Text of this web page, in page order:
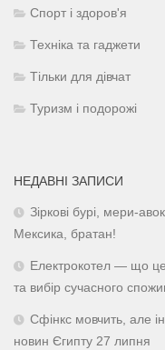
Спорт і здоров'я
Техніка та гаджети
Тільки для дівчат
Туризм і подорожі
НЕДАВНІ ЗАПИСИ
Зіркові бурі, мери-
Мексика, братан!
Електрокотел — що
та вибір сучасного
Сфінкс мовчить, але
новин Єгипту 27 липня